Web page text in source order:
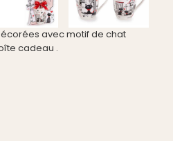
avec motif de chat
cadeau .